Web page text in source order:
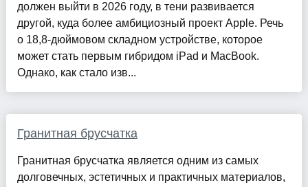
должен выйти в 2026 году, в тени развивается
другой, куда более амбициозный проект Apple. Речь
о 18,8-дюймовом складном устройстве, которое
может стать первым гибридом iPad и MacBook.
Однако, как стало изв...
Гранитная брусчатка
Гранитная брусчатка является одним из самых
долговечных, эстетичных и практичных материалов,